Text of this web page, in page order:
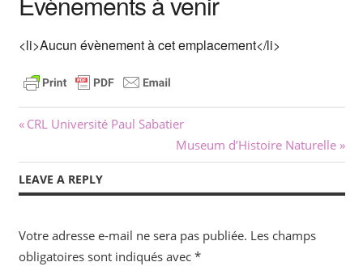
<li>Aucun évènement à cet emplacement</li>
Navigation
de
l’article
Previous
CRL Université Paul Sabatier
Next
Post:
Museum d’Histoire Naturelle
LEAVE A REPLY
Votre adresse e-mail ne sera pas publiée. Les champs
obligatoires sont indiqués avec *